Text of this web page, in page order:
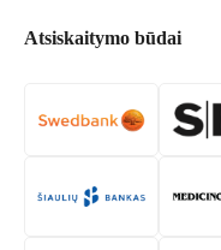
Atsiskaitymo būdai